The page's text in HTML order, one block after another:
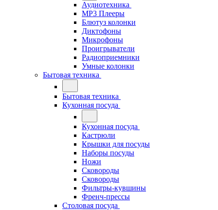
Аудиотехника
MP3 Плееры
Блютуз колонки
Диктофоны
Микрофоны
Проигрыватели
Радиоприемники
Умные колонки
Бытовая техника
Бытовая техника
Кухонная посуда
Кухонная посуда
Кастрюли
Крышки для посуды
Наборы посуды
Ножи
Сковороды
Сковороды
Фильтры-кувшины
Френч-прессы
Столовая посуда